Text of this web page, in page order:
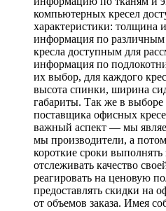
компьютерных кресел
характеристики: толщина
информация по
кресла доступным для
информация по
их выбор, для каждого
высота спинки, ширина
габариты. Так же в
поставщика офисных
важный аспект — мы
мы производители, а
короткие сроки
отслеживать качество
реагировать на ценовую
предоставлять скидки на
от объемов заказа. Имея